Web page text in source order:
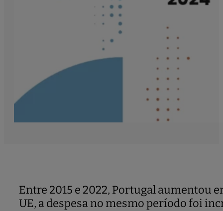
Entre 2015 e 2022, Portugal aumentou
UE, a despesa no mesmo período foi